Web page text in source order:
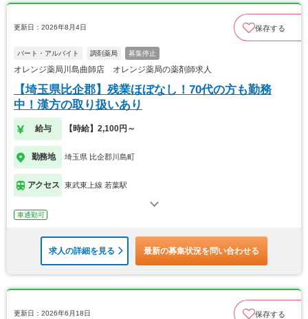
更新日：2026年8月4日 保存する
パート・アルバイト 調剤薬局 募集停止
オレンジ薬局川島曲師店 オレンジ薬局の薬剤師求人
【埼玉県比企郡】残業ほぼなし！70代の方も勤務
中！漢方の取り扱いあり
給与 【時給】2,100円～
勤務地 埼玉県 比企郡川島町
アクセス 東武東上線 若葉駅
車通勤可
求人の詳細を見る 最新の募集状況を問い合わせる
更新日：2026年6月18日 保存する